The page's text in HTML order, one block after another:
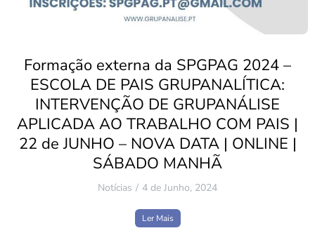
Formação externa da SPGPAG 2024 –
ESCOLA DE PAIS GRUPANALÍTICA:
INTERVENÇÃO DE GRUPANÁLISE
APLICADA AO TRABALHO COM PAIS |
22 de JUNHO – NOVA DATA | ONLINE |
SÁBADO MANHÃ
Notícias 4 de Junho, 2024
Ler Mais